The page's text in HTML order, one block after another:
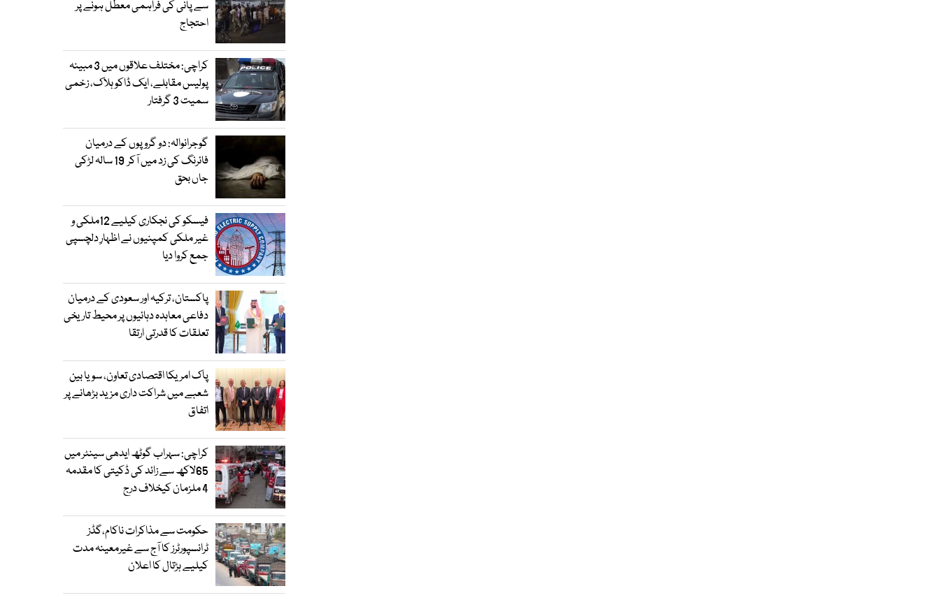
سے پانی کی فراہمی معطل ہونے پر
احتجاج
کراچی: مختلف علاقوں میں 3 مبینہ
پولیس مقابلے، ایک ڈاکو ہلاک، زخمی
سمیت 3 گرفتار
گوجرانوالہ: دو گروپوں کے درمیان
فائرنگ کی زد میں آکر 19 سالہ لڑکی
جاں بحق
فیسکو کی نجکاری کیلیے 12ملکی و
غیر ملکی کمپنیوں نے اظہارِ دلچسپی
جمع کروا دیا
پاکستان، ترکیہ اور سعودی کے درمیان
دفاعی معاہدہ دہائیوں پر محیط تاریخی
تعلقات کا قدرتی ارتقا
پاک امریکا اقتصادی تعاون، سویا بین
شعبے میں شراکت داری مزید بڑھانے پر
اتفاق
کراچی: سہراب گوٹھ ایدھی سینٹر میں
65لاکھ سے زائد کی ڈکیتی کا مقدمہ
4 ملزمان کیخلاف درج
حکومت سے مذاکرات ناکام،گڈز
ٹرانسپورٹرز کا آج سے غیرمعینہ مدت
کیلیے ہڑتال کا اعلان